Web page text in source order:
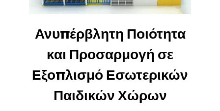
Ανυπέρβλητη Ποιότητα
και Προσαρμογή σε
Εξοπλισμό Εσωτερικών
Παιδικών Χώρων